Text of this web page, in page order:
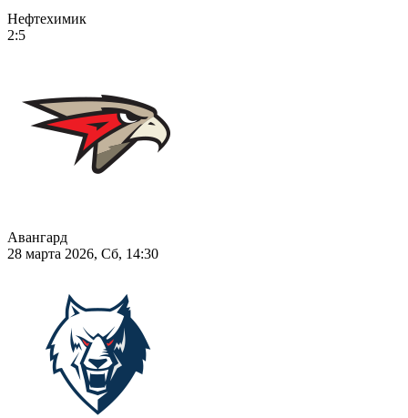
Нефтехимик
2:5
Авангард
28 марта 2026, Сб, 14:30